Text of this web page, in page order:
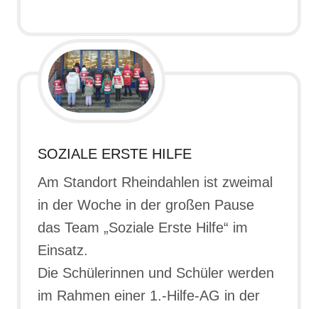
SOZIALE ERSTE HILFE
Am Standort Rheindahlen ist zweimal
in der Woche in der großen Pause
das Team „Soziale Erste Hilfe“ im
Einsatz.
Die Schülerinnen und Schüler werden
im Rahmen einer 1.-Hilfe-AG in der